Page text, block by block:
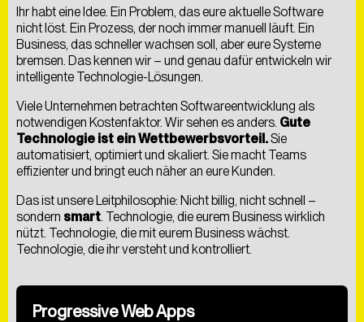
ÜBER UNSBLOGFAQS
Ihr habt eine Idee. Ein Problem, das eure aktuelle Software
nicht löst. Ein Prozess, der noch immer manuell läuft. Ein
Business, das schneller wachsen soll, aber eure Systeme
bremsen. Das kennen wir – und genau dafür entwickeln wir
intelligente Technologie-Lösungen.
Viele Unternehmen betrachten Softwareentwicklung als
notwendigen Kostenfaktor. Wir sehen es anders. Gute
Technologie ist ein Wettbewerbsvorteil.Sie
automatisiert, optimiert und skaliert. Sie macht Teams
effizienter und bringt euch näher an eure Kunden.
Das ist unsere Leitphilosophie: Nicht billig, nicht schnell –
sondern smart. Technologie, die eurem Business wirklich
nützt. Technologie, die mit eurem Business wächst.
Technologie, die ihr versteht und kontrolliert.
Progressive Web Apps